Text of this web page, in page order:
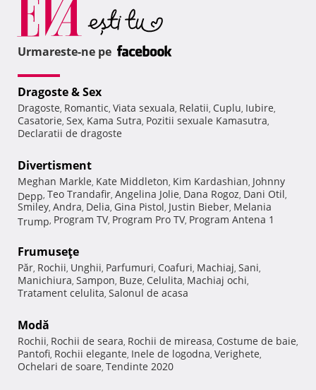
Urmareste-ne pe
Dragoste & Sex
Dragoste, Romantic, Viata sexuala, Relatii, Cuplu, Iubire,
Casatorie, Sex, Kama Sutra, Pozitii sexuale Kamasutra,
Declaratii de dragoste
Divertisment
Meghan Markle, Kate Middleton, Kim Kardashian, Johnny
Depp, Teo Trandafir, Angelina Jolie, Dana Rogoz, Dani Otil,
Smiley, Andra, Delia, Gina Pistol, Justin Bieber, Melania
Trump, Program TV, Program Pro TV, Program Antena 1
Frumuseţe
Păr, Rochii, Unghii, Parfumuri, Coafuri, Machiaj, Sani,
Manichiura, Sampon, Buze, Celulita, Machiaj ochi,
Tratament celulita, Salonul de acasa
Modă
Rochii, Rochii de seara, Rochii de mireasa, Costume de baie,
Pantofi, Rochii elegante, Inele de logodna, Verighete,
Ochelari de soare, Tendinte 2020